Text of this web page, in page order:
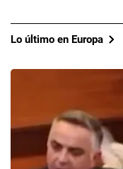
Lo último en Europa